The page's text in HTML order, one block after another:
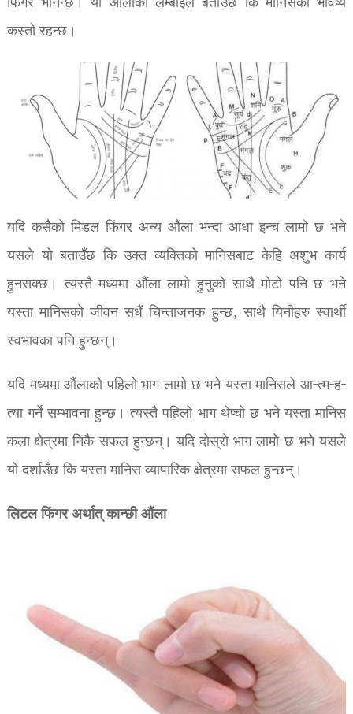
कस्तो रहन्छ।
यदि कसैको मिडल फिंगर अन्य औंला भन्दा आधा इन्च लामो छ भने
यसले यो बताउँछ कि उक्त व्यक्तिको मानिसबाट केहि अशुभ कार्य
हुनसक्छ। त्यस्तै मध्यमा औंला लामो हुनुको साथै मोटो पनि छ भने
यस्ता मानिसको जीवन सधैं चिन्ताजनक हुन्छ, साथै यिनीहरु स्वार्थी
स्वभावका पनि हुन्छन्।
यदि मध्यमा औंलाको पहिलो भाग लामो छ भने यस्ता मानिसले आ-त्म-ह-
त्या गर्ने सम्भावना हुन्छ। त्यस्तै पहिलो भाग थेप्चो छ भने यस्ता मानिस
कला क्षेत्रमा निकै सफल हुन्छन्। यदि दोस्रो भाग लामो छ भने यसले
यो दर्शाउँछ कि यस्ता मानिस व्यापारिक क्षेत्रमा सफल हुन्छन्।
लिटल फिंगर अर्थात् कान्छी औंला